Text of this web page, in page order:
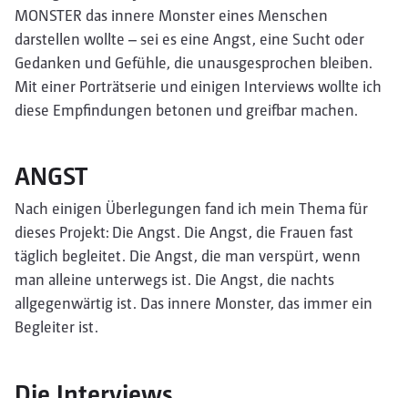
MONSTER das innere Monster eines Menschen
darstellen wollte – sei es eine Angst, eine Sucht oder
Gedanken und Gefühle, die unausgesprochen bleiben.
Mit einer Porträtserie und einigen Interviews wollte ich
diese Empfindungen betonen und greifbar machen.
ANGST
Nach einigen Überlegungen fand ich mein Thema für
dieses Projekt: Die Angst. Die Angst, die Frauen fast
täglich begleitet. Die Angst, die man verspürt, wenn
man alleine unterwegs ist. Die Angst, die nachts
allgegenwärtig ist. Das innere Monster, das immer ein
Begleiter ist.